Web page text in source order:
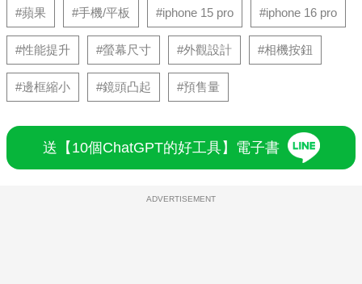
#蘋果 #手機/平板 #iphone 15 pro #iphone 16 pro
#性能提升 #螢幕尺寸 #外觀設計 #相機按鈕
#邊框縮小 #鏡頭凸起 #預售量
送【10個ChatGPT的好工具】電子書
ADVERTISEMENT